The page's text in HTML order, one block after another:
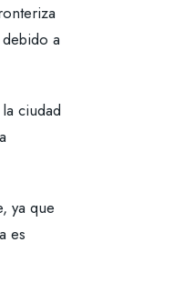
a
ciudad
ya que
es